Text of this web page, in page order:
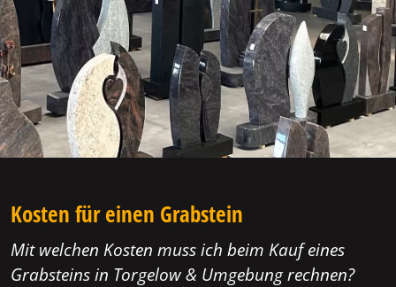
Kosten für einen Grabstein
Mit welchen Kosten muss ich beim Kauf eines
Grabsteins in Torgelow & Umgebung rechnen?